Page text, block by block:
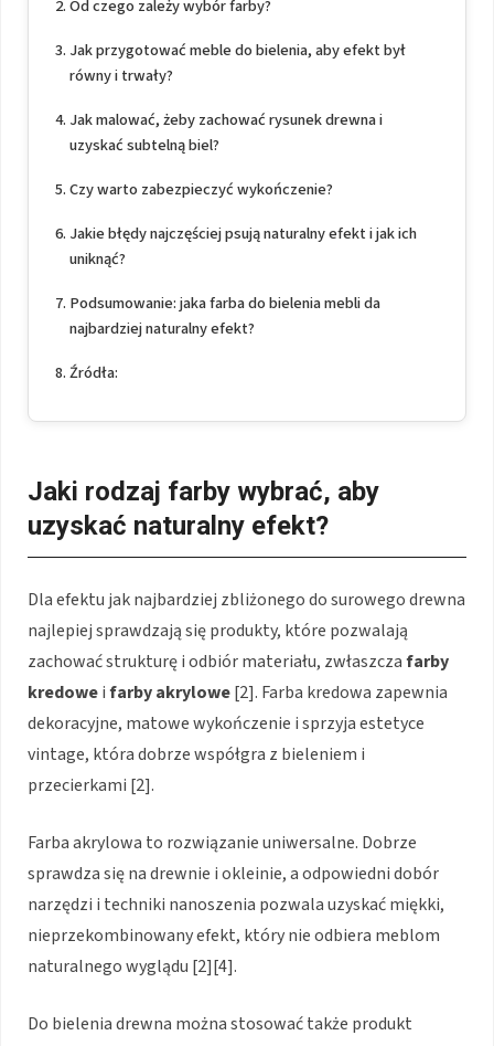
Od czego zależy wybór farby?
Jak przygotować meble do bielenia, aby efekt był
równy i trwały?
Jak malować, żeby zachować rysunek drewna i
uzyskać subtelną biel?
Czy warto zabezpieczyć wykończenie?
Jakie błędy najczęściej psują naturalny efekt i jak ich
uniknąć?
Podsumowanie: jaka farba do bielenia mebli da
najbardziej naturalny efekt?
Źródła:
Jaki rodzaj farby wybrać, aby
uzyskać naturalny efekt?
Dla efektu jak najbardziej zbliżonego do surowego drewna
najlepiej sprawdzają się produkty, które pozwalają
zachować strukturę i odbiór materiału, zwłaszczafarby
kredoweifarby akrylowe[2]. Farba kredowa zapewnia
dekoracyjne, matowe wykończenie i sprzyja estetyce
vintage, która dobrze współgra z bieleniem i
przecierkami [2].
Farba akrylowa to rozwiązanie uniwersalne. Dobrze
sprawdza się na drewnie i okleinie, a odpowiedni dobór
narzędzi i techniki nanoszenia pozwala uzyskać miękki,
nieprzekombinowany efekt, który nie odbiera meblom
naturalnego wyglądu [2][4].
Do bielenia drewna można stosować także produkt